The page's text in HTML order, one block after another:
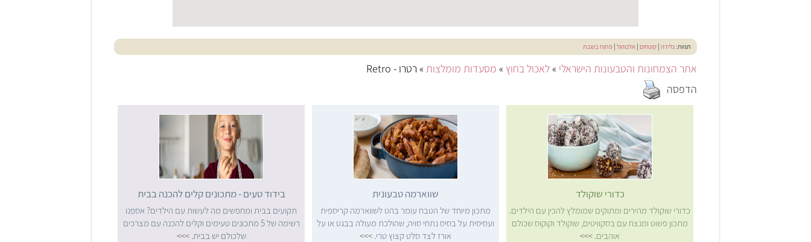
תגיות:גלידה | קינוחים | אלכוהול | פתוח בשבת
אתר הצמחונות והטבעונות הישראלי »לאכול בחוץ » מסעדות מומלצות» רטרו - Retro
הדפסה
כדורי שוקולד
כדורי שוקולד מהירים ומתוקים שמומלץ להכין עם הילדים.
מתכון פשוט ומנצח עם בסקוויטים, שוקולד וקוקוס שכולם
אוהבים. >>>
שווארמה טבעונית
מתכון מיוחד של הטבח עומר בהט לשווארמה קריספית
ועסיסית על בסיס נתחי סויה, שהולכת מעולה בבגט או על
אורז לצד סלט קצוץ טרי. >>>
בידוד טעים - מתכונים קלים להכנה בבית
תקועים בבית ומחפשים מה לעשות עם הילדים? אספנו
רשימה של 5 מתכונים טעימים וקלים להכנה עם מצרכים
שלכולם יש בבית.>>>